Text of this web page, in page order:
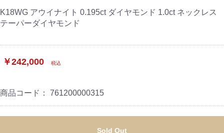
K18WG アウイナイト 0.195ct ダイヤモンド 1.0ct ネックレス
テーパーダイヤモンド
￥242,000 税込
商品コード： 761200000315
Sold Out